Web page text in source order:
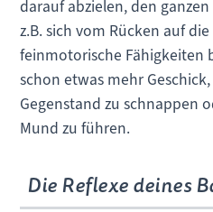
darauf abzielen, den
z.B. sich vom Rücken auf
feinmotorische Fähigkeiten
schon etwas mehr
Gegenstand zu schnappen
Mund zu führen.
Die Reflexe deines